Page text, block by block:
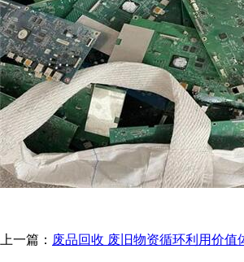
上一篇： 废品回收 废旧物资循环利用价值